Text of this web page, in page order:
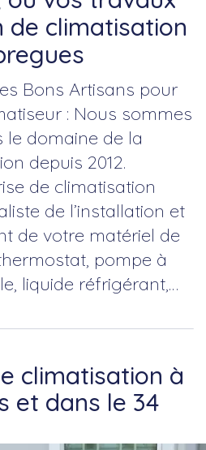
de climatisation
Bons Artisans pour
: Nous sommes
le domaine de la
depuis 2012.
de climatisation
de l’installation et
de votre matériel de
pompe à
liquide réfrigérant,…
climatisation à
et dans le 34